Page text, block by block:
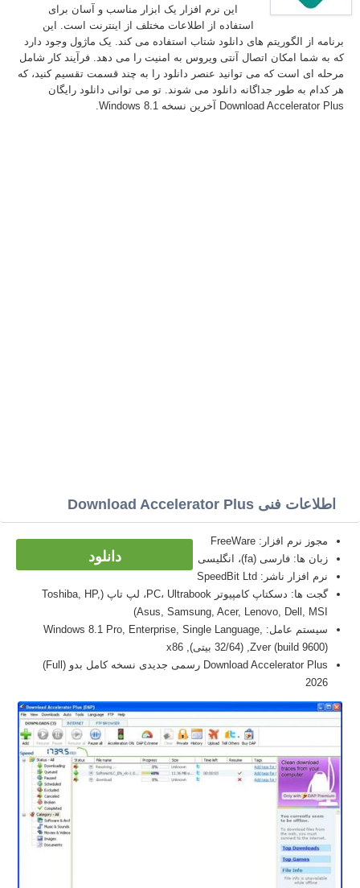
این نرم افزار یک ابزار مناسب و آسان برای
استفاده از اطلاعات مختلف از اینترنت است. این
برنامه از الگوریتم های دانلود شتاب استفاده می کند. یک ماژول وجود دارد
که به شما امکان اتصال آنتی ویروس به امنیت را می دهد. فرآیند کار شامل
مرحله ای است که می توانید عنصر دانلود را به چند قسمت تقسیم کنید، که
هر کدام به طور جداگانه دانلود می شوند. تو می توانی دانلود رایگان
Download Accelerator Plus آخرین نسخه Windows 8.1.
اطلاعات فنی Download Accelerator Plus
دانلود
مجوز نرم افزار: FreeWare
زبان ها: فارسی (fa)، انگلیسی
نرم افزار ناشر: SpeedBit Ltd
گجت ها: دسکتاپ کامپیوتر PC، Ultrabook، لپ تاپ (Toshiba, HP,
Asus, Samsung, Acer, Lenovo, Dell, MSI)
سیستم عامل: Windows 8.1 Pro, Enterprise, Single Language,
Zver (build 9600), (32/64 بیتی), x86
Download Accelerator Plus رسمی جدیدی نسخه کامل بدو (Full)
2026